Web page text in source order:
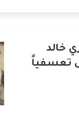
خالد
تعسفياً